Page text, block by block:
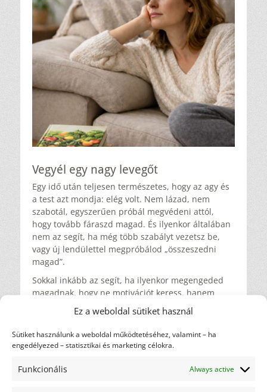
Ez a weboldal sütiket használ
Sütiket használunk a weboldal működtetéséhez, valamint – ha
engedélyezed – statisztikai és marketing célokra.
Funkcionális Always active
Vegyél egy nagy levegőt
Egy idő után teljesen természetes, hogy az agy és
a test azt mondja: elég volt. Nem lázad, nem
szabotál, egyszerűen próbál megvédeni attól,
hogy tovább fáraszd magad. És ilyenkor általában
nem az segít, ha még több szabályt vezetsz be,
vagy új lendülettel megpróbálod „összeszedni
magad”.
Sokkal inkább az segít, ha ilyenkor megengeded
magadnak, hogy ne motivációt keress, hanem
vegyél egy nagy levegőt. Hogy ne tökéletes napot
akarj, hanem elég jót. Ne egész hetet, hanem csak
a következő lépést. Amikor elfogy a motiváció,
gyakran nem nagy elhatározásokra van szükség,
újra emberi méretűre szabd a feladataid.